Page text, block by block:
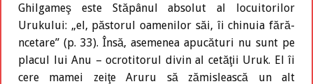
Ghilgameş este Stăpânul absolut al locuitorilor
Urukului: „el, păstorul oamenilor săi, îi chinuia fără-
ncetare” (p. 33). Însă, asemenea apucături nu sunt pe
placul lui Anu – ocrotitorul divin al cetăţii Uruk. El îi
cere mamei zeiţe Aruru să zămislească un alt